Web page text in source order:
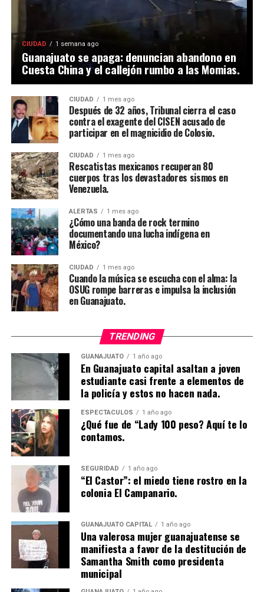
CIUDAD 1 semana ago
Guanajuato se apaga: denuncian abandono en
Cuesta China y el callejón rumbo a las Momias.
CIUDAD 1 mes ago
Después de 32 años, Tribunal cierra el caso
contra el exagente del CISEN acusado de
participar en el magnicidio de Colosio.
CIUDAD 1 mes ago
Rescatistas mexicanos recuperan 80
cuerpos tras los devastadores sismos en
Venezuela.
ALERTAS 1 mes ago
¿Cómo una banda de rock termino
documentando una lucha indígena en
México?
CIUDAD 1 mes ago
Cuando la música se escucha con el alma: la
OSUG rompe barreras e impulsa la inclusión
en Guanajuato.
TRENDING
GUANAJUATO 1 año ago
En Guanajuato capital asaltan a joven
estudiante casi frente a elementos de
la policía y estos no hacen nada.
ESPECTÁCULOS 1 año ago
¿Qué fue de “Lady 100 peso? Aquí te lo
contamos.
SEGURIDAD 1 año ago
“El Castor”: el miedo tiene rostro en la
colonia El Campanario.
GUANAJUATO CAPITAL 1 año ago
Una valerosa mujer guanajuatense se
manifiesta a favor de la destitución de
Samantha Smith como presidenta
municipal